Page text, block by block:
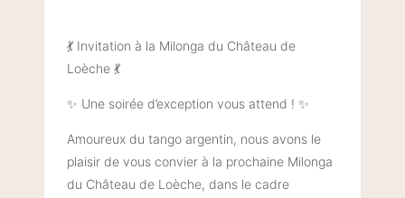
💃 Invitation à la Milonga du Château de
Loèche 💃
✨ Une soirée d’exception vous attend ! ✨
Amoureux du tango argentin, nous avons le
plaisir de vous convier à la prochaine Milonga
du Château de Loèche, dans le cadre